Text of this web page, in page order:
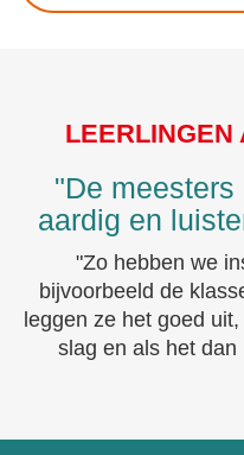
LEERLINGEN
"De
aardig en
"Zo hebben we
bijvoorbeeld de
leggen ze het goed
slag en als het